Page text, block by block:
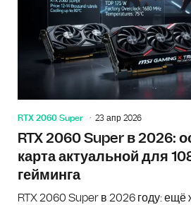
RTX 2060 Super 23 апр 2026
RTX 2060 Super в 2026:
карта актуальной для
гейминга
RTX 2060 Super в 2026 году: ещё